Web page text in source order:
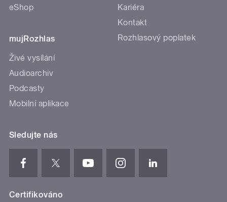
eShop
mujRozhlas
Živé vysílání
Audioarchiv
Podcasty
Mobilní aplikace
Kariéra
Kontakt
Rozhlasový poplatek
Sledujte nás
Certifikováno